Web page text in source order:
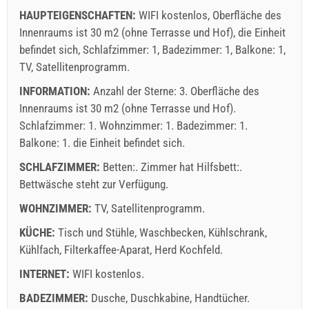
HAUPTEIGENSCHAFTEN: WIFI kostenlos, Oberfläche des
Innenraums ist 30 m2 (ohne Terrasse und Hof), die Einheit
befindet sich, Schlafzimmer: 1, Badezimmer: 1, Balkone: 1,
TV, Satellitenprogramm.
INFORMATION: Anzahl der Sterne: 3. Oberfläche des
Innenraums ist 30 m2 (ohne Terrasse und Hof).
Schlafzimmer: 1. Wohnzimmer: 1. Badezimmer: 1.
Balkone: 1. die Einheit befindet sich.
SCHLAFZIMMER: Betten:. Zimmer hat Hilfsbett:.
Bettwäsche steht zur Verfügung.
WOHNZIMMER: TV, Satellitenprogramm.
KÜCHE: Tisch und Stühle, Waschbecken, Kühlschrank,
Kühlfach, Filterkaffee-Aparat, Herd Kochfeld.
INTERNET: WIFI kostenlos.
BADEZIMMER: Dusche, Duschkabine, Handtücher.